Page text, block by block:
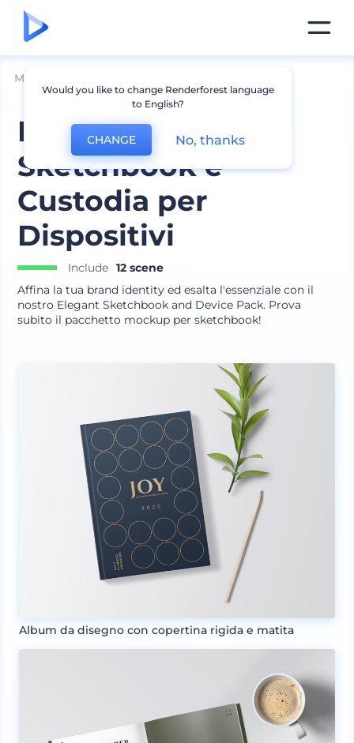
Mockup
Elegante
Sketchbook e
Custodia per
Dispositivi
Include 12 scene
Affina la tua brand identity ed esalta l'essenziale con il
nostro Elegant Sketchbook and Device Pack. Prova
subito il pacchetto mockup per sketchbook!
Album da disegno con copertina rigida e matita
Would you like to change Renderforest language
to English?
CHANGE No, thanks